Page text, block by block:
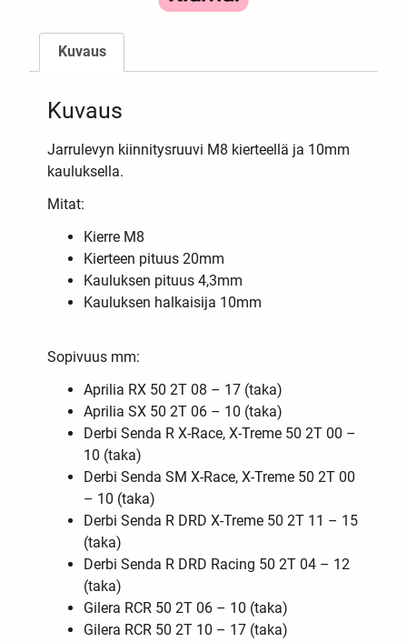
Kuvaus
Kuvaus
Jarrulevyn kiinnitysruuvi M8 kierteellä ja 10mm
kauluksella.
Mitat:
Kierre M8
Kierteen pituus 20mm
Kauluksen pituus 4,3mm
Kauluksen halkaisija 10mm
Sopivuus mm:
Aprilia RX 50 2T 08 – 17 (taka)
Aprilia SX 50 2T 06 – 10 (taka)
Derbi Senda R X-Race, X-Treme 50 2T 00 –
10 (taka)
Derbi Senda SM X-Race, X-Treme 50 2T 00
– 10 (taka)
Derbi Senda R DRD X-Treme 50 2T 11 – 15
(taka)
Derbi Senda R DRD Racing 50 2T 04 – 12
(taka)
Gilera RCR 50 2T 06 – 10 (taka)
Gilera RCR 50 2T 10 – 17 (taka)